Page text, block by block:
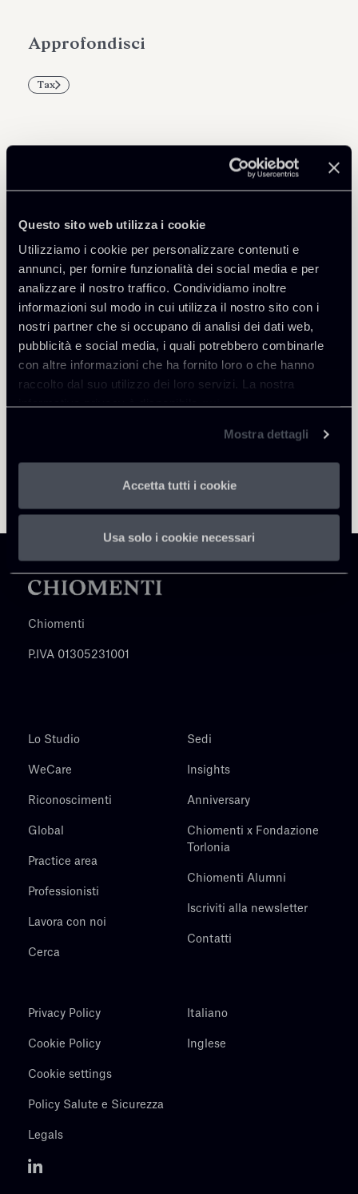
Questo sito web utilizza i cookie
Utilizziamo i cookie per personalizzare contenuti e
annunci, per fornire funzionalità dei social media e per
analizzare il nostro traffico. Condividiamo inoltre
informazioni sul modo in cui utilizza il nostro sito con i
nostri partner che si occupano di analisi dei dati web,
pubblicità e social media, i quali potrebbero combinarle
con altre informazioni che ha fornito loro o che hanno
raccolto dal suo utilizzo dei loro servizi. La nostra
informativa privacy è disponibilequi.
Mostra dettagli
Accetta tutti i cookie
Usa solo i cookie necessari
Approfondisci
Tax
Torna agli Insights
Professionisti correlati
Marco Di Siena
SEDI
Roma
Scopri il professionista
Chiomenti
P.IVA 01305231001
Lo Studio
WeCare
Riconoscimenti
Global
Practice area
Professionisti
Lavora con noi
Cerca
Sedi
Insights
Anniversary
Chiomenti x Fondazione
Torlonia
Chiomenti Alumni
Iscriviti alla newsletter
Contatti
Privacy Policy
Cookie Policy
Cookie settings
Policy Salute e Sicurezza
Legals
Italiano
Inglese